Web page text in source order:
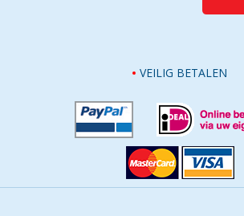
VEILIG BETALEN